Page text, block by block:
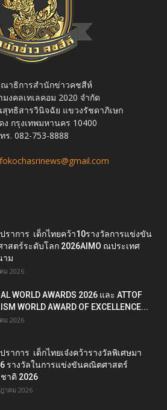
ณาธิการสำนักข่าวคชสีห์
งคลเทเลคอม 2020 จำกัด
ทธิสารวินิจฉัย แขวงรัชดาภิเษก
ง กรุงเทพมหานคร 10400
ร. 082-753-8888
ราการ เด็กไทยคว้า10รางวัลการแข่งขัน
สตร์ระดับโลก 2026AIMO ณประเทศ
าม
ม 2026
WORLD AWARDS 2026 และ ATTOF
WORLD AWARD OF EXCELLENCE...
ม 2026
ราการ เด็กไทยเจ๋งคว้ารางวัลพิเศษมา
6 รางวัลในการแข่งขันคณิตศาสตร์
าติ 2026
าคม 2026